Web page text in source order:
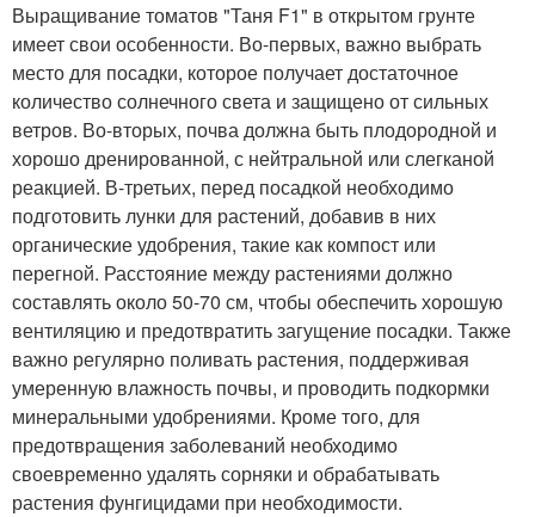
Выращивание томатов "Таня F1" в открытом грунте
имеет свои особенности. Во-первых, важно выбрать
место для посадки, которое получает достаточное
количество солнечного света и защищено от сильных
ветров. Во-вторых, почва должна быть плодородной и
хорошо дренированной, с нейтральной или слегканой
реакцией. В-третьих, перед посадкой необходимо
подготовить лунки для растений, добавив в них
органические удобрения, такие как компост или
перегной. Расстояние между растениями должно
составлять около 50-70 см, чтобы обеспечить хорошую
вентиляцию и предотвратить загущение посадки. Также
важно регулярно поливать растения, поддерживая
умеренную влажность почвы, и проводить подкормки
минеральными удобрениями. Кроме того, для
предотвращения заболеваний необходимо
своевременно удалять сорняки и обрабатывать
растения фунгицидами при необходимости.